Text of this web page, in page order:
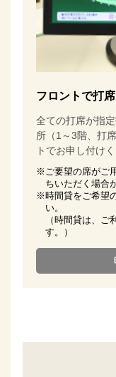
フロントで打
全ての打席が指
所（1～3階、打
トでお申し付けく
※ご要望の席がご
ちいただく場合
※時間貸をご希望
い。
（時間貸は、ご
す。）